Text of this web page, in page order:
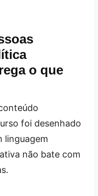
o que
foi desenhado
linguagem
não bate com